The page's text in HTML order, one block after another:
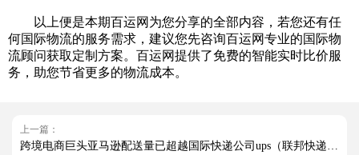
以上便是本期百运网为您分享的全部内容，若您还有任
何国际物流的服务需求，建议您先咨询百运网专业的国际物
流顾问获取定制方案。百运网提供了免费的智能实时比价服
务，助您节省更多的物流成本。
上一篇：